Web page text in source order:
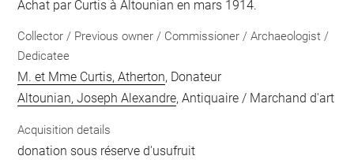
Achat par Curtis à Altounian en mars 1914.
Collector / Previous owner / Commissioner / Archaeologist /
Dedicatee
M. et Mme Curtis, Atherton, Donateur
Altounian, Joseph Alexandre, Antiquaire / Marchand d'art
Acquisition details
donation sous réserve d'usufruit